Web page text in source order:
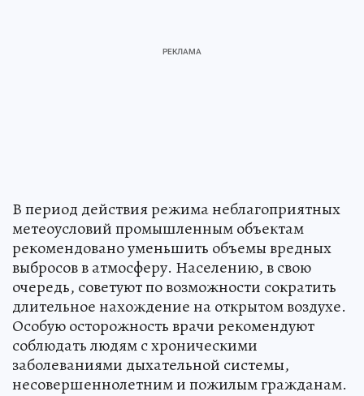
В период действия режима неблагоприятных
метеоусловий промышленным объектам
рекомендовано уменьшить объемы вредных
выбросов в атмосферу. Населению, в свою
очередь, советуют по возможности сократить
длительное нахождение на открытом воздухе.
Особую осторожность врачи рекомендуют
соблюдать людям с хроническими
заболеваниями дыхательной системы,
несовершеннолетним и пожилым гражданам.